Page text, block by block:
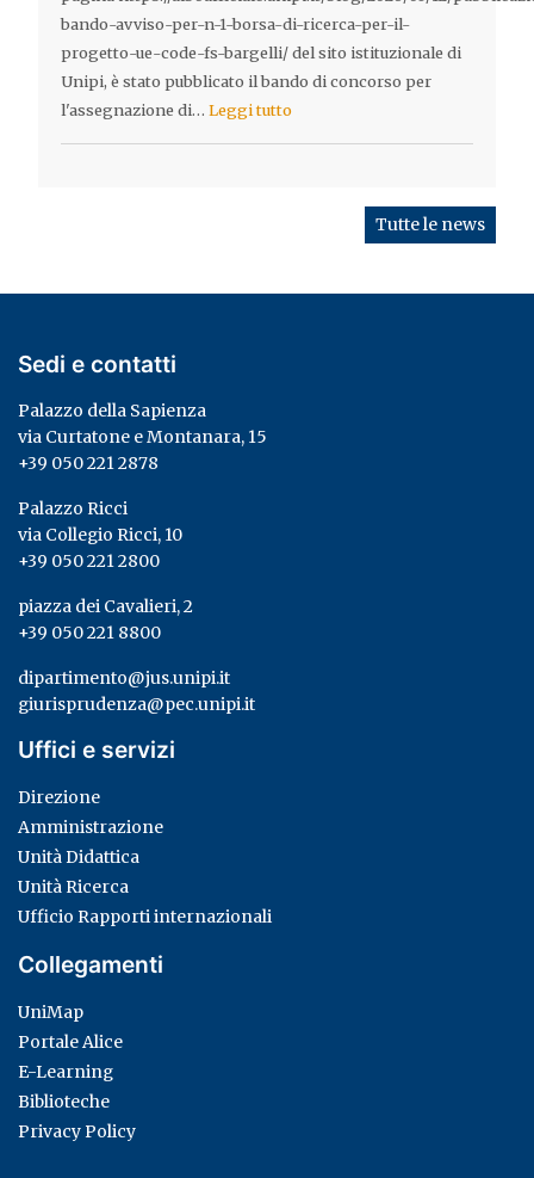
bando-avviso-per-n-1-borsa-di-ricerca-per-il-
progetto-ue-code-fs-bargelli/ del sito istituzionale di
Unipi, è stato pubblicato il bando di concorso per
l'assegnazione di…Leggi tutto
Tutte le news
Sedi e contatti
Palazzo della Sapienza
via Curtatone e Montanara, 15
+39 050 221 2878
Palazzo Ricci
via Collegio Ricci, 10
+39 050 221 2800
piazza dei Cavalieri, 2
+39 050 221 8800
dipartimento@jus.unipi.it
giurisprudenza@pec.unipi.it
Uffici e servizi
Direzione
Amministrazione
Unità Didattica
Unità Ricerca
Ufficio Rapporti internazionali
Collegamenti
UniMap
Portale Alice
E-Learning
Biblioteche
Privacy Policy